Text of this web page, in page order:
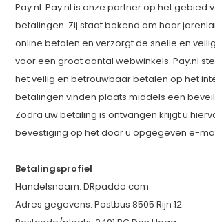
Pay.nl. Pay.nl is onze partner op het gebied
betalingen. Zij staat bekend om haar
online betalen en verzorgt de snelle en
voor een groot aantal webwinkels. Pay.nl
het veilig en betrouwbaar betalen op het
betalingen vinden plaats middels een
Zodra uw betaling is ontvangen krijgt u
bevestiging op het door u opgegeven e-
Betalingsprofiel
Handelsnaam: DRpaddo.com
Adres gegevens: Postbus 8505 Rijn 12